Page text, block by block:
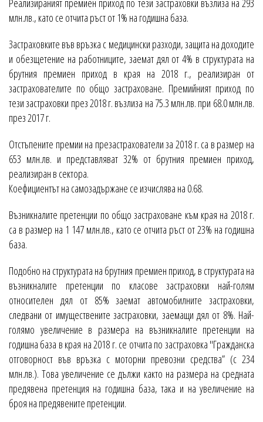
Реализираният премиен приход по тези застраховки възлиза на 293
млн.лв., като се отчита ръст от 1% на годишна база.
Застраховките във връзка с медицински разходи, защита на доходите
и обезщетение на работниците, заемат дял от 4% в структурата на
брутния премиен приход в края на 2018 г., реализиран от
застрахователите по общо застраховане. Премийният приход по
тези застраховки през 2018 г. възлиза на 75.3 млн.лв. при 68.0 млн.лв.
през 2017 г.
Oтстъпените премии на презастрахователи за 2018 г. са в размер на
653 млн.лв. и представляват 32% от брутния премиен приход,
реализиран в сектора.
Коефициентът на самозадържане се изчислява на 0.68.
Възникналите претенции по общо застраховане към края на 2018 г.
са в размер на 1 147 млн.лв., като се отчита ръст от 23% на годишна
база.
Подобно на структурата на брутния премиен приход, в структурата на
възникналите претенции по класове застраховки най-голям
относителен дял от 85% заемат автомобилните застраховки,
следвани от имуществените застраховки, заемащи дял от 8%. Най-
голямо увеличение в размера на възникналите претенции на
годишна база в края на 2018 г. се отчита по застраховка "Гражданска
отговорност във връзка с моторни превозни средства” (с 234
млн.лв.). Това увеличение се дължи както на размера на средната
предявена претенция на годишна база, така и на увеличение на
броя на предявените претенции.